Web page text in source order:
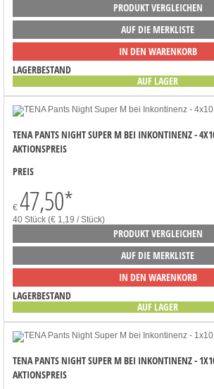
PRODUKT VERGLEICHEN
AUF DIE MERKLISTE
IN DEN WARENKORB
LAGERBESTAND
AUF LAGER
TENA PANTS NIGHT SUPER M BEI INKONTINENZ -
AKTIONSPREIS
PREIS
€ 47,50*
40 Stück (€ 1,19 / Stück)
PRODUKT VERGLEICHEN
AUF DIE MERKLISTE
IN DEN WARENKORB
LAGERBESTAND
AUF LAGER
TENA PANTS NIGHT SUPER M BEI INKONTINENZ -
AKTIONSPREIS